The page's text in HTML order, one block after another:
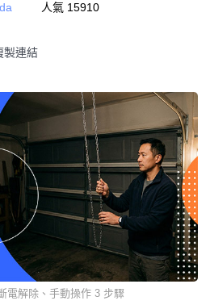
人氣 15910
製連結
電解除、手動操作 3 步驟